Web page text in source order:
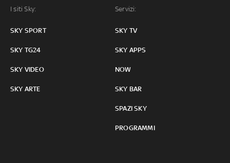
I siti Sky:
SKY SPORT
SKY TG24
SKY VIDEO
SKY ARTE
Servizi:
SKY TV
SKY APPS
NOW
SKY BAR
SPAZI SKY
PROGRAMMI